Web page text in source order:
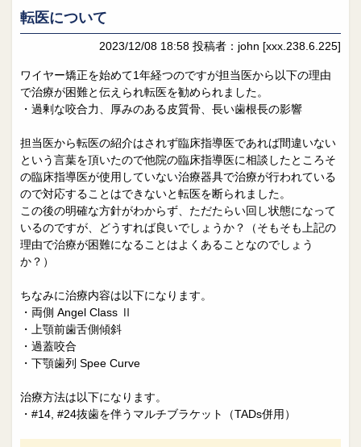
転医について
2023/12/08 18:58 投稿者：john [xxx.238.6.225]
ワイヤー矯正を始めて1年経つのですが担当医から以下の理由
で治療が困難と伝えられ転医を勧められました。
・過剰な咬合力、厚みのある皮質骨、長い歯根長の影響
担当医から転医の紹介はされず臨床指導医であれば間違いない
という言葉を頂いたので他院の臨床指導医に相談したところそ
の臨床指導医が使用していない治療器具で治療が行われている
ので対応することはできないと転医を断られました。
この後の明確な方針がわからず、ただたらい回し状態になって
いるのですが、どうすれば良いでしょうか？（そもそも上記の
理由で治療が困難になることはよくあることなのでしょう
か？）
ちなみに治療内容は以下になります。
・両側 Angel Class Ⅱ
・上顎前歯舌側傾斜
・過蓋咬合
・下顎歯列 Spee Curve
治療方法は以下になります。
・#14, #24抜歯を伴うマルチブラケット（TADs併用）